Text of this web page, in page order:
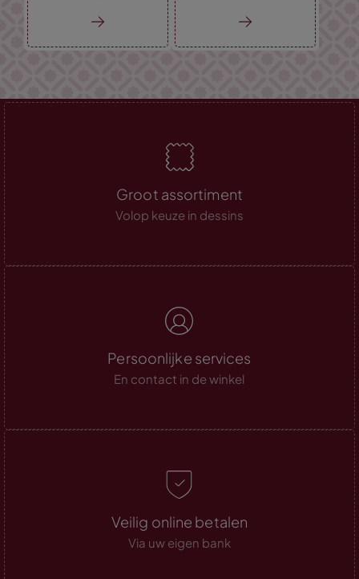
Groot assortiment
Volop keuze in dessins
Persoonlijke services
En contact in de winkel
Veilig online betalen
Via uw eigen bank